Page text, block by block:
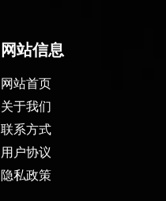
网站信息
网站首页
关于我们
联系方式
用户协议
隐私政策